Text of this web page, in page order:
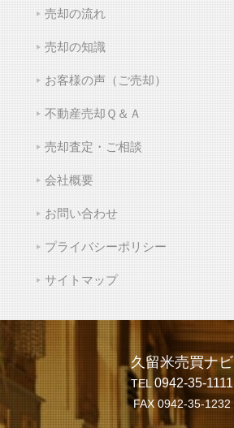
売却の流れ
売却の知識
お客様の声（ご売却）
不動産売却Ｑ＆Ａ
売却査定・ご相談
会社概要
お問い合わせ
プライバシーポリシー
サイトマップ
久留米売買ナビ
TEL 0942-35-1111
FAX 0942-35-1232